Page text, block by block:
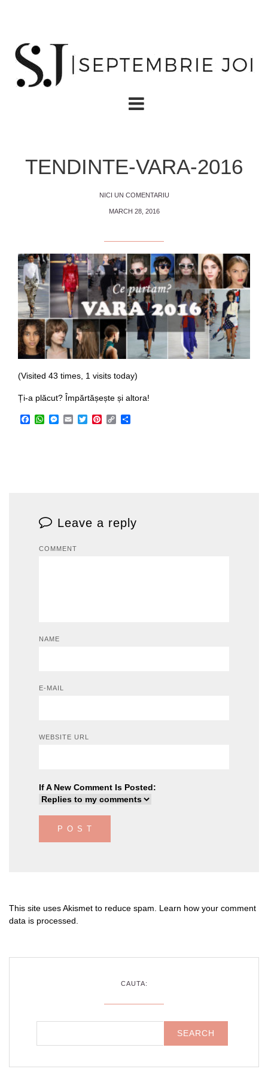
TENDINTE-VARA-2016
NICI UN COMENTARIU
MARCH 28, 2016
(Visited 43 times, 1 visits today)
Ți-a plăcut? Împărtășește și altora!
Facebook
WhatsApp
Messenger
EmailTwitterPinterest
Copy
Leave a reply
COMMENT
NAME
E-MAIL
WEBSITE URL
If A New Comment Is Posted:
This site uses Akismet to reduce spam. Learn how your comment
data is processed
CAUTA: